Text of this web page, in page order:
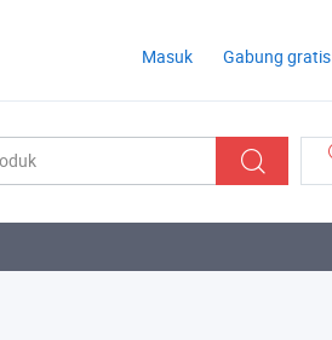
Masuk Gabung gratis